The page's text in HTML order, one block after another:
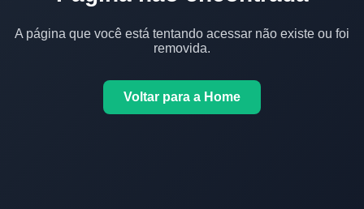
A página que você está tentando acessar não existe ou foi
removida.
Voltar para a Home